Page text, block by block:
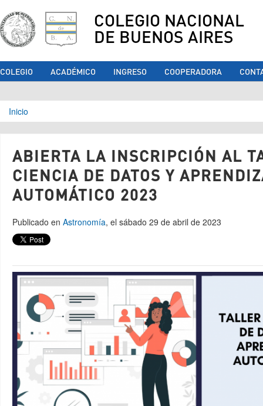
COLEGIO NACIONAL
DE BUENOS AIRES
COLEGIO ACADÉMICO INGRESO COOPERADORA
Se encuentra usted aquí
Inicio
ABIERTA LA INSCRIPCIÓN AL
CIENCIA DE DATOS Y
AUTOMÁTICO 2023
Publicado en Astronomía, el sábado 29 de abril de 2023